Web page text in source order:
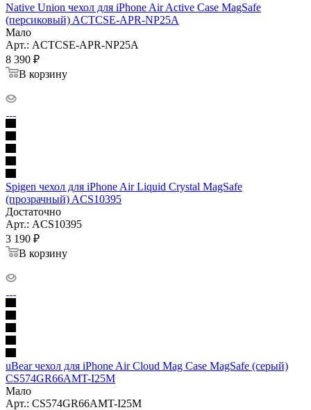
Native Union чехол для iPhone Air Active Case MagSafe
(персиковый) ACTCSE-APR-NP25A
Мало
Арт.: ACTCSE-APR-NP25A
8 390 ₽
В корзину
Spigen чехол для iPhone Air Liquid Crystal MagSafe
(прозрачный) ACS10395
Достаточно
Арт.: ACS10395
3 190 ₽
В корзину
uBear чехол для iPhone Air Cloud Mag Case MagSafe (серый)
CS574GR66AMT-I25M
Мало
Арт.: CS574GR66AMT-I25M